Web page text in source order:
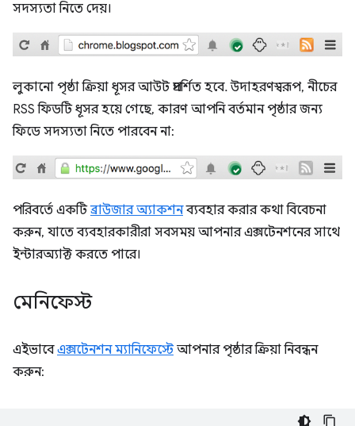
সদস্যতা নিতে দেয়।
লুকানো পৃষ্ঠা ক্রিয়া ধূসর আউট প্রদর্শিত হবে. উদাহরণস্বরূপ, নীচের
RSS ফিডটি ধূসর হয়ে গেছে, কারণ আপনি বর্তমান পৃষ্ঠার জন্য
ফিডে সদস্যতা নিতে পারবেন না:
পরিবর্তে একটিব্রাউজার অ্যাকশনব্যবহার করার কথা বিবেচনা
করুন, যাতে ব্যবহারকারীরা সবসময় আপনার এক্সটেনশনের সাথে
ইন্টারঅ্যাক্ট করতে পারে।
মেনিফেস্ট
এইভাবেএক্সটেনশন ম্যানিফেস্টেআপনার পৃষ্ঠার ক্রিয়া নিবন্ধন
করুন: